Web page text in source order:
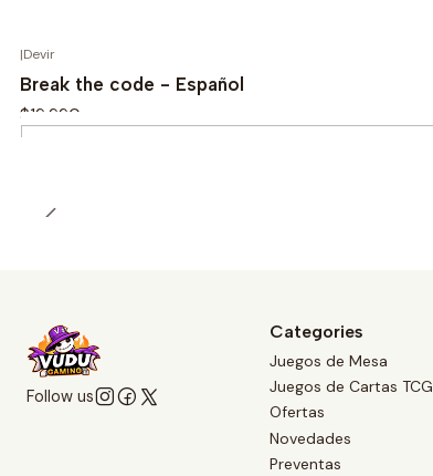
|Devir
Break the code - Español
$19.990
Follow us
Categories
Juegos de Mesa
Juegos de Cartas TCG
Ofertas
Novedades
Preventas